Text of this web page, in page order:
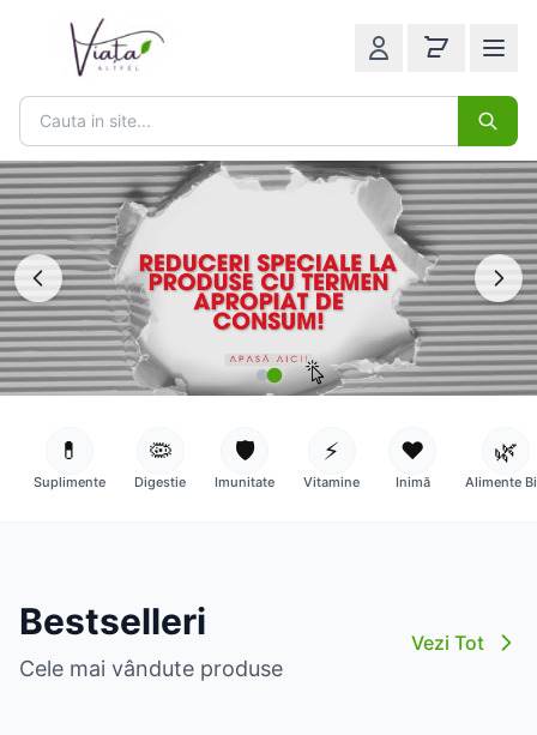
💊
Suplimente
🦠
Digestie
🛡️
Imunitate
⚡
Vitamine
❤️
Inimă
🌿
Alimente
Bestselleri
Cele mai vândute produse
Vezi Tot